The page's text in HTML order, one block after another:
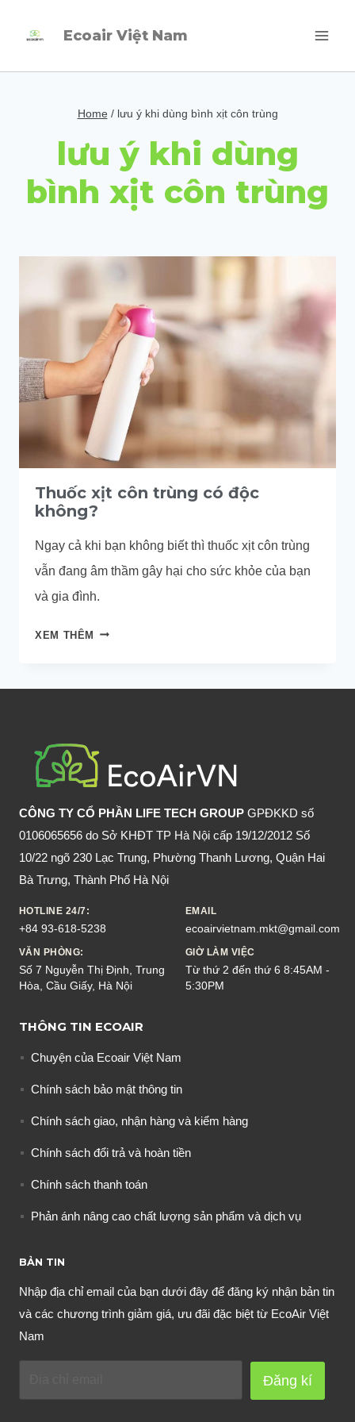
Ecoair Việt Nam
Home / lưu ý khi dùng bình xịt côn trùng
lưu ý khi dùng
bình xịt côn trùng
Thuốc xịt côn trùng có độc
không?
Ngay cả khi bạn không biết thì thuốc xịt côn trùng
vẫn đang âm thầm gây hại cho sức khỏe của bạn
và gia đình.
XEM THÊM THUỐC
TRÙNG
KHÔNG?
CÔNG TY CỔ PHẦN LIFE TECH GROUP GPĐKKD số
0106065656 do Sở KHĐT TP Hà Nội cấp 19/12/2012 Số
10/22 ngõ 230 Lạc Trung, Phường Thanh Lương, Quận Hai
Bà Trưng, Thành Phố Hà Nội
HOTLINE 24/7:
+84 93-618-5238
EMAIL
ecoairvietnam.mkt@gmail.com
VĂN PHÒNG:
Số 7 Nguyễn Thị Định, Trung
Hòa, Cầu Giấy, Hà Nội
GIỜ LÀM VIỆC
Từ thứ 2 đến thứ 6 8:45AM -
5:30PM
THÔNG TIN ECOAIR
Chuyện của Ecoair Việt Nam
Chính sách bảo mật thông tin
Chính sách giao, nhận hàng và kiểm hàng
Chính sách đổi trả và hoàn tiền
Chính sách thanh toán
Phản ánh nâng cao chất lượng sản phẩm và dịch vụ
BẢN TIN
Nhập địa chỉ email của bạn dưới đây để đăng ký nhận bản tin
và các chương trình giảm giá, ưu đãi đặc biệt từ EcoAir Việt
Nam
Đăng kí